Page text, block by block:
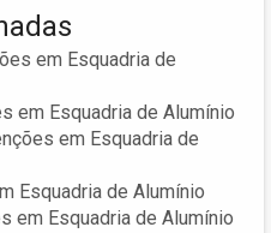
em Esquadria de
em Esquadria de Alumínio
em Esquadria de
Esquadria de Alumínio
em Esquadria de Alumínio